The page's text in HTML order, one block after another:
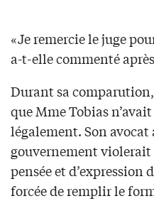
«Je remercie le juge
a-t-elle commenté
Durant sa
que Mme Tobias
légalement. Son avocat
gouvernement
pensée et d’expression
forcée de remplir le